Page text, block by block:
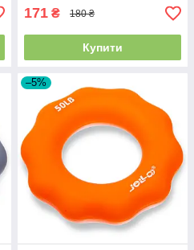
171 ₴ 180 ₴
Купити
–5%